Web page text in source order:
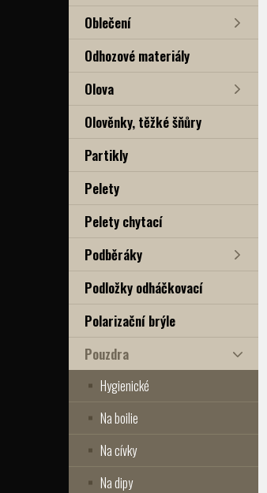
Oblečení
Odhozové materiály
Olova
Olověnky, těžké šňůry
Partikly
Pelety
Pelety chytací
Podběráky
Podložky odháčkovací
Polarizační brýle
Pouzdra
Hygienické
Na boilie
Na cívky
Na dipy